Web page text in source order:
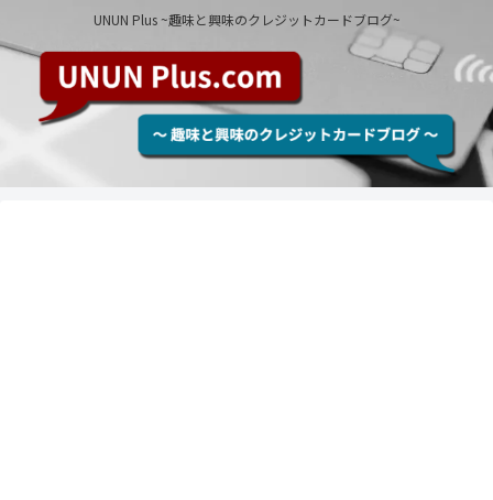
UNUN Plus ~趣味と興味のクレジットカードブログ~